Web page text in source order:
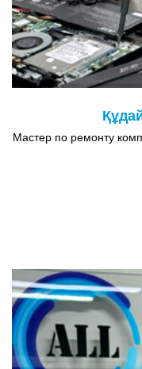
Мастер по ремонту